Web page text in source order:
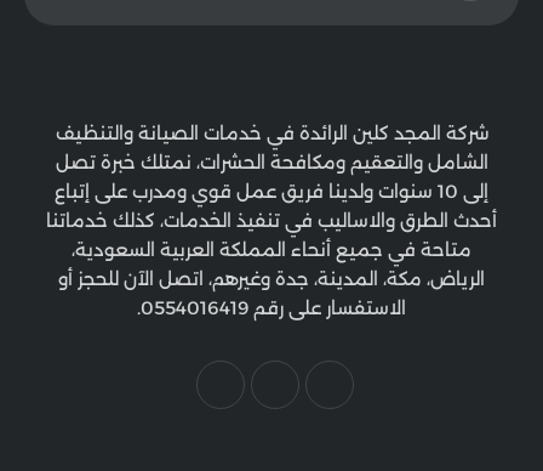
شركة المجد كلين الرائدة في خدمات الصيانة والتنظيف
الشامل والتعقيم ومكافحة الحشرات، نمتلك خبرة تصل
إلى 10 سنوات ولدينا فريق عمل قوي ومدرب على إتباع
أحدث الطرق والاساليب في تنفيذ الخدمات، كذلك خدماتنا
متاحة في جميع أنحاء المملكة العربية السعودية،
الرياض، مكة، المدينة، جدة وغيرهم، اتصل الآن للحجز أو
الاستفسار على رقم 0554016419.